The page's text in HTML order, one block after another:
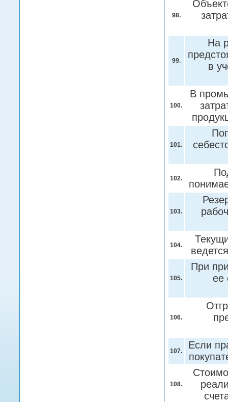
98.
99.
На
в
100.
В
101.
102.
103.
104.
105.
При
ее
106.
107.
Если
108.